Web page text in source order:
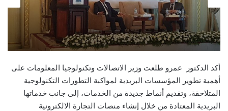
أكد الدكتور عمرو طلعت وزير الاتصالات وتكنولوجيا المعلومات على
أهمية تطوير المؤسسات البريدية لمواكبة التطورات التكنولوجية
المتلاحقة، وتقديم أنماط جديدة من الخدمات، إلى جانب خدماتها
البريدية المعتادة من خلال إنشاء منصات التجارة الالكترونية